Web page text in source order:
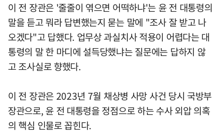
이 전 장관은 '줄줄이 엮으면 어떡하냐'는 윤 전 대통령의
말을 듣고 뭐라 답변했는지 묻는 말에 "조사 잘 받고 나
오겠다"고 답했다. 업무상 과실치사 적용이 어렵다는 대
통령의 말 한 마디에 설득당했냐는 질문에는 답하지 않
고 조사실로 향했다.
이 전 장관은 2023년 7월 채상병 사망 사건 당시 국방부
장관으로, 윤 전 대통령을 정점으로 하는 수사 외압 의혹
의 핵심 인물로 꼽힌다.